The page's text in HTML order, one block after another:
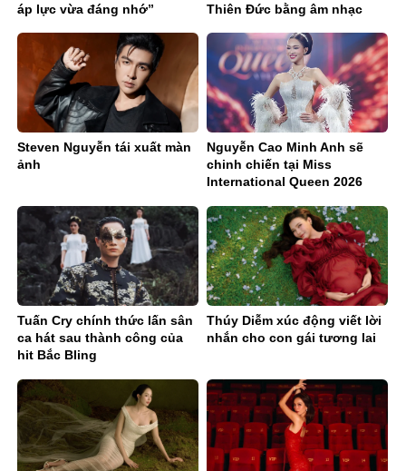
áp lực vừa đáng nhớ”
Thiên Đức bằng âm nhạc
Steven Nguyễn tái xuất màn
ảnh
Nguyễn Cao Minh Anh sẽ
chinh chiến tại Miss
International Queen 2026
Tuấn Cry chính thức lấn sân
ca hát sau thành công của
hit Bắc Bling
Thúy Diễm xúc động viết lời
nhắn cho con gái tương lai